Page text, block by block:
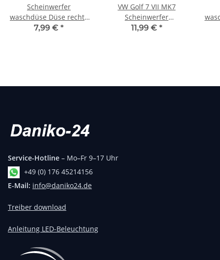
Scheinwerfer
waschdüse Düse rechts
für VW Golf 5 V Jetta Eos
7,99 € *
VW Golf 7 VII MK7
Scheinwerfer
Waschdüse Rechts
11,99 € *
Service-Hotline – Mo–Fr 9–17 Uhr
+49 (0) 176 45214156
E-Mail: info@daniko24.de
Treiber download
Anleitung LED-Beleuchtung